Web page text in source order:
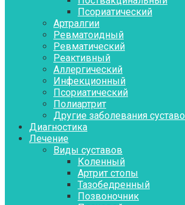
Псориатический
Артралгии
Ревматоидный
Ревматический
Реактивный
Аллергический
Инфекционный
Псориатический
Полиартрит
Другие заболевания
Диагностика
Лечение
Виды суставов
Коленный
Артрит стопы
Тазобедренный
Позвоночник